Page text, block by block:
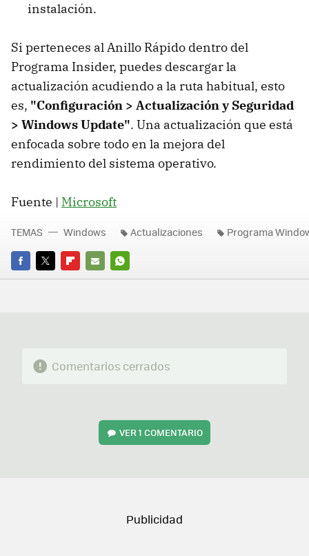
instalación.
Si perteneces al Anillo Rápido dentro del
Programa Insider, puedes descargar la
actualización acudiendo a la ruta habitual, esto
es, "Configuración > Actualización y Seguridad
> Windows Update". Una actualización que está
enfocada sobre todo en la mejora del
rendimiento del sistema operativo.
Fuente | Microsoft
FACEBOOK
TWITTERFLIPBOARD
E-
WHATSAPP
TEMAS Windows Actualizaciones Programa
Comentarios cerrados
VER1 COMENTARIO